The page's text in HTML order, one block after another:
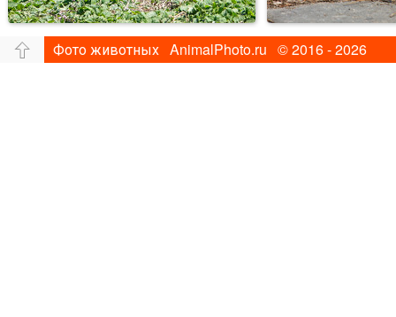
Фото животных AnimalPhoto.ru © 2016 - 2026